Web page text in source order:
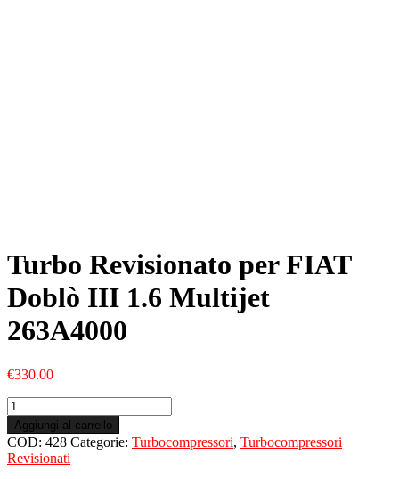
Turbo Revisionato per FIAT
Doblò III 1.6 Multijet
263A4000
€330.00
Turbo
Revisionato
per
FIAT
Doblò
Aggiungi al carrello
COD: 428 Categorie: Turbocompressori, Turbocompressori
Revisionati